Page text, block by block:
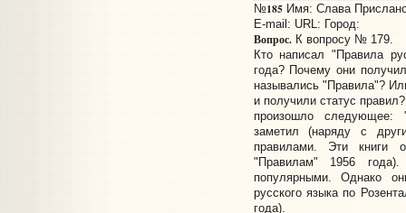
№185Имя: Слава
E-mail: URL: Город:
Вопрос.К вопросу № 179.
Кто написал "Правила
года? Почему они
назывались "Правила"?
и получили статус
произошло следующее:
заметил (наряду с
правилами. Эти книги
"Правилам" 1956
популярными. Однако
русского языка по
года).